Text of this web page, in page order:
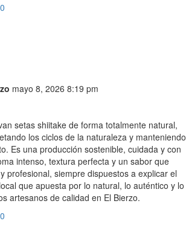
0
mayo 8, 2026 8:19 pm
setas shiitake de forma totalmente natural,
los ciclos de la naturaleza y manteniendo
Es una producción sostenible, cuidada y con
intenso, textura perfecta y un sabor que
profesional, siempre dispuestos a explicar el
que apuesta por lo natural, lo auténtico y lo
artesanos de calidad en El Bierzo.
0